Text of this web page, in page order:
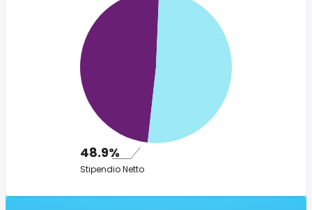
48.9%
Stipendio Netto